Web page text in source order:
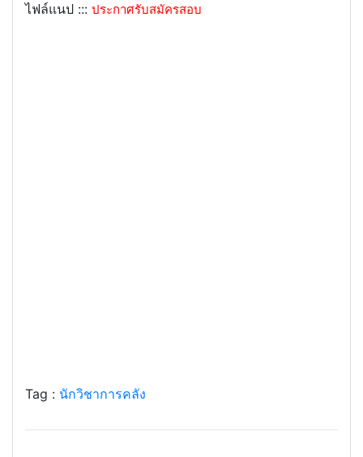
ไฟล์แนป ::: ประกาศรับสมัครสอบ
Tag : นักวิชาการคลัง